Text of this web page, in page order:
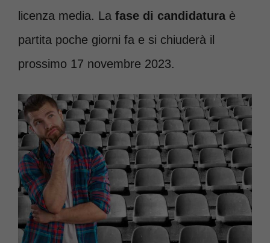
licenza media. La fase di candidatura è
partita poche giorni fa e si chiuderà il
prossimo 17 novembre 2023.